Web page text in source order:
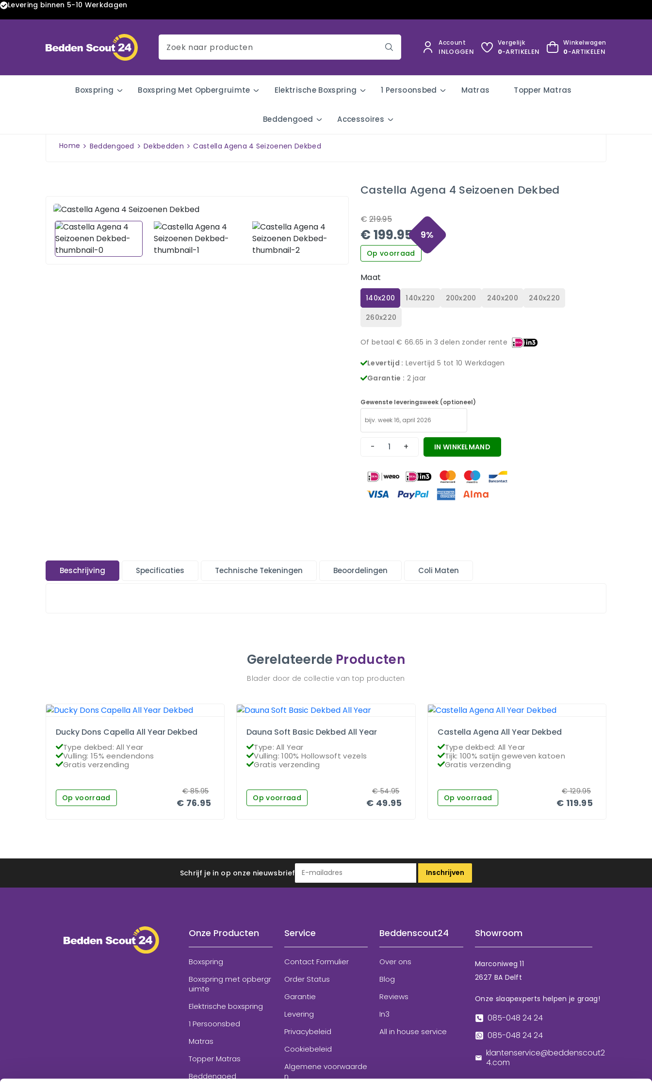
Levering binnen 5-10 Werkdagen
Account
INLOGGEN
Vergelijk
0-ARTIKELEN
Winkelwagen
0-ARTIKELEN
Boxspring Boxspring Met Opbergruimte Elektrische Boxspring 1 Persoonsbed Matras Topper Matras
Beddengoed Accessoires
Home Beddengoed Dekbedden Castella Agena 4 Seizoenen Dekbed
Castella Agena 4 Seizoenen Dekbed
€ 219.95
€199.95 9%
Op voorraad
Maat
140x200 140x220 200x200 240x200
240x220
260x220
Of betaal € 66.65 in 3 delen zonder rente
Levertijd : Levertijd 5 tot 10 Werkdagen
Garantie : 2 jaar
Gewenste leveringsweek (optioneel)
- + IN WINKELMAND
Beschrijving Specificaties Technische Tekeningen Beoordelingen Coli Maten
Gerelateerde Producten
Blader door de collectie van top producten
Ducky Dons Capella All Year Dekbed
Type dekbed: All Year
Vulling: 15% eendendons
Gratis verzending
Op voorraad € 76.95
€85.95
Dauna Soft Basic Dekbed All Year
Type: All Year
Vulling: 100% Hollowsoft vezels
Gratis verzending
Op voorraad € 49.95
€54.95
Castella Agena All Year Dekbed
Type dekbed: All Year
Tijk: 100% satijn geweven katoen
Gratis verzending
Op voorraad € 119.95
€129.95
Schrijf je in op onze nieuwsbrief Inschrijven
Onze Producten
Boxspring
Boxspring met opbergr
uimte
Elektrische boxspring
1 Persoonsbed
Matras
Topper Matras
Beddengoed
Service
Contact Formulier
Order Status
Garantie
Levering
Privacybeleid
Cookiebeleid
Algemene voorwaarde
n
Beddenscout24
Over ons
Blog
Reviews
In3
All in house service
Showroom
Marconiweg 11
2627 BA Delft
Onze slaapexperts helpen je graag!
085-048 24 24
085-048 24 24
klantenservice@beddenscout2
4.com